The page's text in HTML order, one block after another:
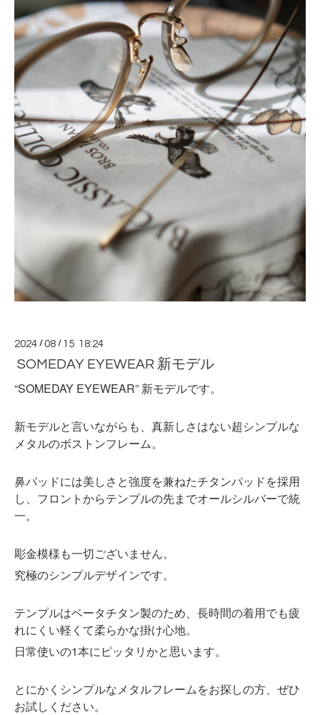
2024 /08 / 15 18:24
SOMEDAY EYEWEAR 新モデル
“SOMEDAY EYEWEAR” 新モデルです。
新モデルと言いながらも、真新しさはない超シンプルな
メタルのボストンフレーム。
鼻パッドには美しさと強度を兼ねたチタンパッドを採用
し、フロントからテンプルの先までオールシルバーで統
一。
彫金模様も一切ございません。
究極のシンプルデザインです。
テンプルはベータチタン製のため、長時間の着用でも疲
れにくい軽くて柔らかな掛け心地。
日常使いの1本にピッタリかと思います。
とにかくシンプルなメタルフレームをお探しの方、ぜひ
お試しください。